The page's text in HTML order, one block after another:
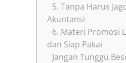
5. Tanpa Harus
Akuntansi
6. Materi Promosi
dan Siap Pakai
Jangan Tunggu